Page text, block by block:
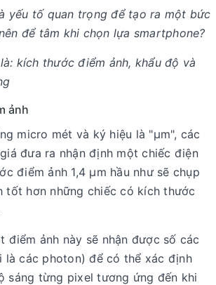
yếu tố quan trọng để tạo ra một bức
để tâm khi chọn lựa smartphone?
kích thước điểm ảnh, khẩu độ và
ảnh
micro mét và ký hiệu là "µm", các
đưa ra nhận định một chiếc điện
điểm ảnh 1,4 µm hầu như sẽ chụp
tốt hơn những chiếc có kích thước
điểm ảnh này sẽ nhận được số các
là các photon) để có thể xác định
sáng từng pixel tương ứng đến khi